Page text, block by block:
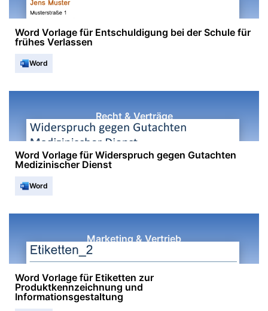
Word Vorlage für Entschuldigung bei der Schule für
frühes Verlassen
Word
Recht & Verträge
Word Vorlage für Widerspruch gegen Gutachten
Medizinischer Dienst
Word
Marketing & Vertrieb
Word Vorlage für Etiketten zur
Produktkennzeichnung und
Informationsgestaltung